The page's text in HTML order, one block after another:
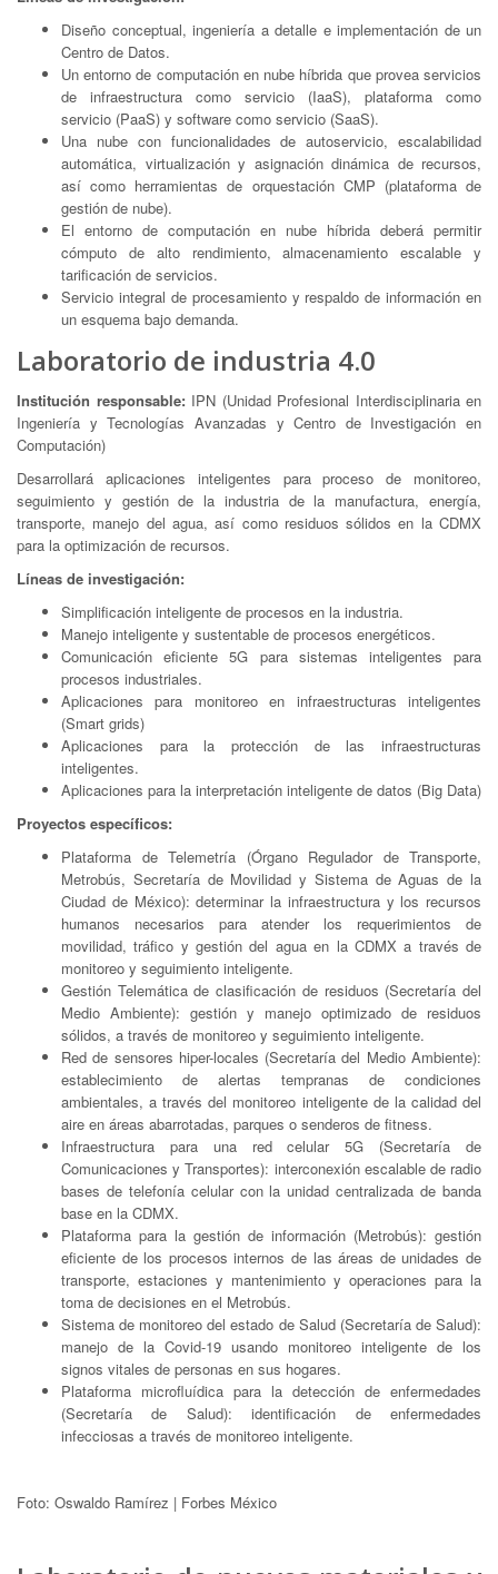
Diseño conceptual, ingeniería a detalle e implementación de un
Centro de Datos.
Un entorno de computación en nube híbrida que provea servicios
de infraestructura como servicio (IaaS), plataforma como
servicio (PaaS) y software como servicio (SaaS).
Una nube con funcionalidades de autoservicio, escalabilidad
automática, virtualización y asignación dinámica de recursos,
así como herramientas de orquestación CMP (plataforma de
gestión de nube).
El entorno de computación en nube híbrida deberá permitir
cómputo de alto rendimiento, almacenamiento escalable y
tarificación de servicios.
Servicio integral de procesamiento y respaldo de información en
un esquema bajo demanda.
Laboratorio de industria 4.0
Institución responsable:IPN (Unidad Profesional Interdisciplinaria en
Ingeniería y Tecnologías Avanzadas y Centro de Investigación en
Computación)
Desarrollará aplicaciones inteligentes para proceso de monitoreo,
seguimiento y gestión de la industria de la manufactura, energía,
transporte, manejo del agua, así como residuos sólidos en la CDMX
para la optimización de recursos.
Líneas de investigación:
Simplificación inteligente de procesos en la industria.
Manejo inteligente y sustentable de procesos energéticos.
Comunicación eficiente 5G para sistemas inteligentes para
procesos industriales.
Aplicaciones para monitoreo en infraestructuras inteligentes
(Smart grids)
Aplicaciones para la protección de las infraestructuras
inteligentes.
Aplicaciones para la interpretación inteligente de datos (Big Data)
Proyectos específicos:
Plataforma de Telemetría (Órgano Regulador de Transporte,
Metrobús, Secretaría de Movilidad y Sistema de Aguas de la
Ciudad de México): determinar la infraestructura y los recursos
humanos necesarios para atender los requerimientos de
movilidad, tráfico y gestión del agua en la CDMX a través de
monitoreo y seguimiento inteligente.
Gestión Telemática de clasificación de residuos (Secretaría del
Medio Ambiente): gestión y manejo optimizado de residuos
sólidos, a través de monitoreo y seguimiento inteligente.
Red de sensores hiper-locales (Secretaría del Medio Ambiente):
establecimiento de alertas tempranas de condiciones
ambientales, a través del monitoreo inteligente de la calidad del
aire en áreas abarrotadas, parques o senderos de fitness.
Infraestructura para una red celular 5G (Secretaría de
Comunicaciones y Transportes): interconexión escalable de radio
bases de telefonía celular con la unidad centralizada de banda
base en la CDMX.
Plataforma para la gestión de información (Metrobús): gestión
eficiente de los procesos internos de las áreas de unidades de
transporte, estaciones y mantenimiento y operaciones para la
toma de decisiones en el Metrobús.
Sistema de monitoreo del estado de Salud (Secretaría de Salud):
manejo de la Covid-19 usando monitoreo inteligente de los
signos vitales de personas en sus hogares.
Plataforma microfluídica para la detección de enfermedades
(Secretaría de Salud): identificación de enfermedades
infecciosas a través de monitoreo inteligente.
Foto: Oswaldo Ramírez | Forbes México